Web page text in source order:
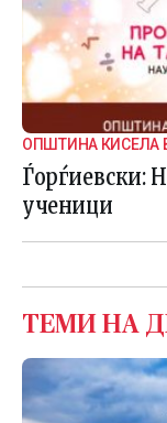
ОПШТИНА КИСЕЛА
Ѓорѓиевски:
ученици
ТЕМИ НА